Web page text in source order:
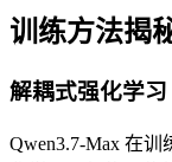
训练方法揭
解耦式强化学习
Qwen3.7-Max 在